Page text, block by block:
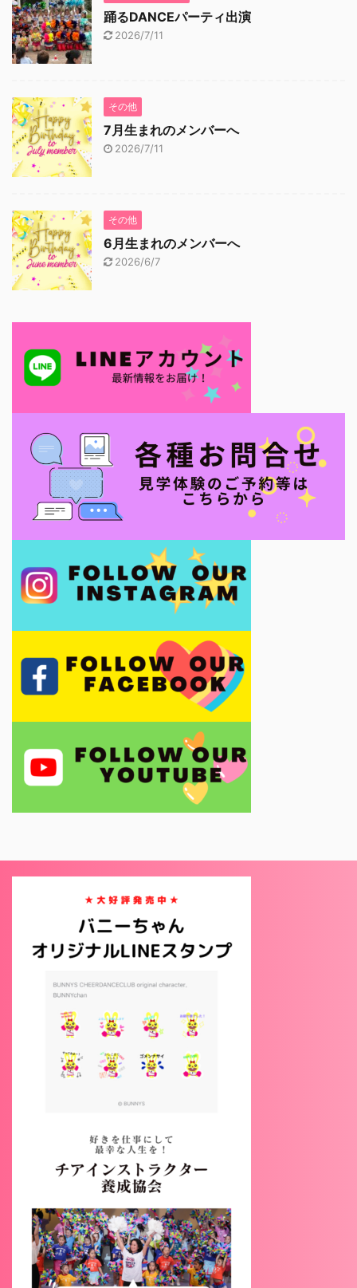
踊るDANCEパーティ出演
2026/7/11
その他
7月生まれのメンバーへ
2026/7/11
その他
6月生まれのメンバーへ
2026/6/7